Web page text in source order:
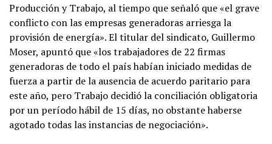
Producción y Trabajo, al tiempo que señaló que «el grave
conflicto con las empresas generadoras arriesga la
provisión de energía». El titular del sindicato, Guillermo
Moser, apuntó que «los trabajadores de 22 firmas
generadoras de todo el país habían iniciado medidas de
fuerza a partir de la ausencia de acuerdo paritario para
este año, pero Trabajo decidió la conciliación obligatoria
por un período hábil de 15 días, no obstante haberse
agotado todas las instancias de negociación».